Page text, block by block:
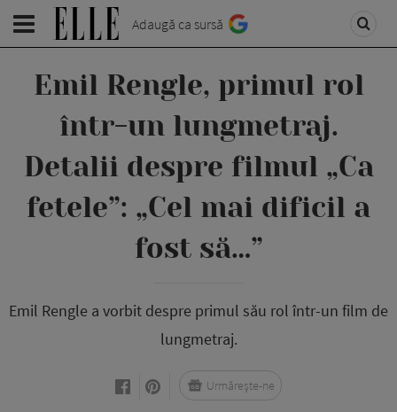
Adaugă ca sursă
Emil Rengle, primul rol
într-un lungmetraj.
Detalii despre filmul „Ca
fetele”: „Cel mai dificil a
fost să…”
Emil Rengle a vorbit despre primul său rol într-un film de
lungmetraj.
Urmărește-ne